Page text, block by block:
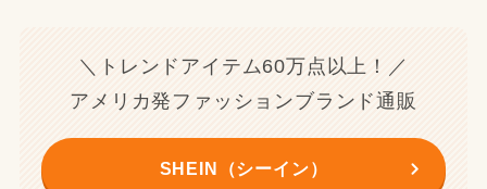
＼トレンドアイテム60万点以上！／
アメリカ発ファッションブランド通販
SHEIN（シーイン）